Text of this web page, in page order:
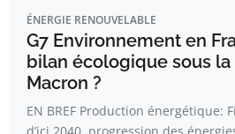
ÉNERGIE RENOUVELABLE
G7 Environnement en
bilan écologique sous
Macron ?
EN BREF Production énergétique: